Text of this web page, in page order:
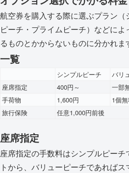
航空券を購入する際に選ぶプラン
ピーチ・プライムピーチ）などに
るものとかからないものに分かれま
一覧
シンプルピーチ バリ
座席指定
400円～ 一部
手荷物
1,600円 1個
旅行保険
任意1,000円前後
座席指定
座席指定の手数料はシンプルピー
トから、バリューピーチであれば